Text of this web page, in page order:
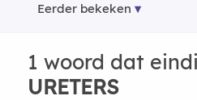
Eerder bekeken
1 woord dat
URETERS